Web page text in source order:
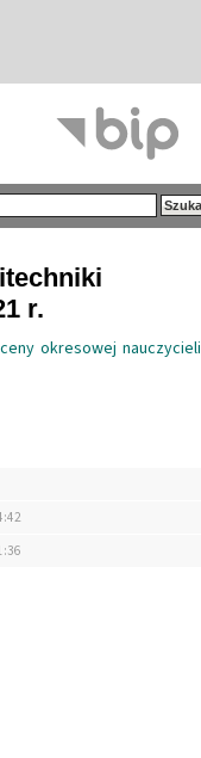
r.
okresowej nauczycieli